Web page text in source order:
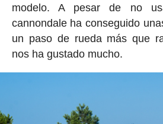
modelo. A pesar de no
cannondale ha conseguido
un paso de rueda más que
nos ha gustado mucho.